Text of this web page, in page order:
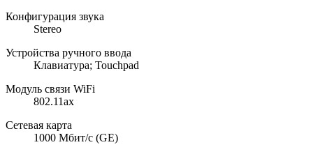
Конфигурация звука
Stereo
Устройства ручного ввода
Клавиатура; Touchpad
Модуль связи WiFi
802.11ax
Сетевая карта
1000 Мбит/с (GE)